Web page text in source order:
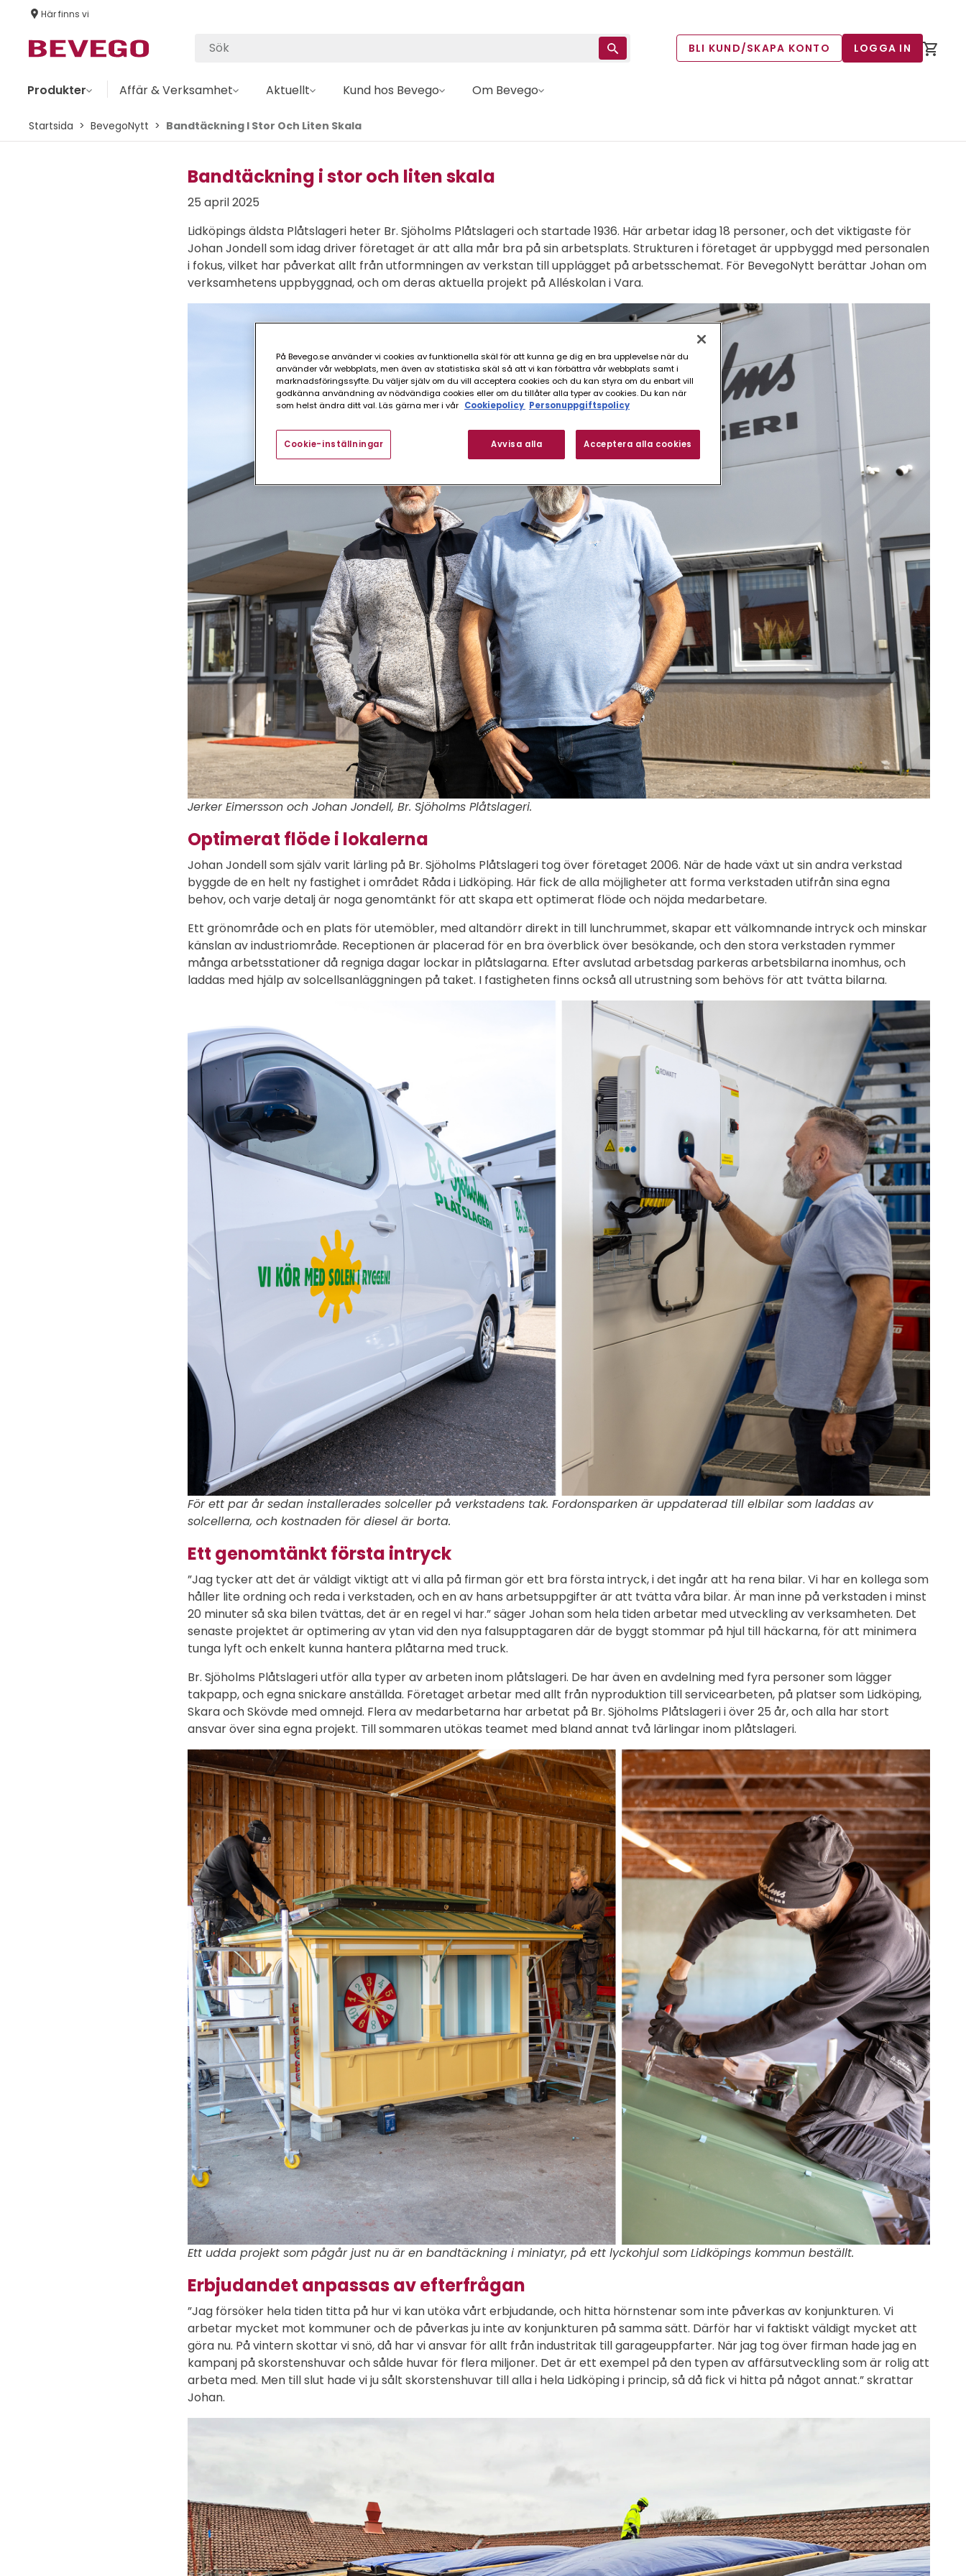
Här finns vi
BLI KUND/SKAPA KONTO LOGGA IN
Produkter Affär & Verksamhet Aktuellt Kund hos Bevego Om Bevego
Startsida BevegoNytt Bandtäckning I Stor Och Liten Skala
Bandtäckning i stor och liten skala
25 april 2025
Lidköpings äldsta Plåtslageri heter Br. Sjöholms Plåtslageri och startade 1936. Här arbetar idag 18 personer, och det viktigaste för
Johan Jondell som idag driver företaget är att alla mår bra på sin arbetsplats. Strukturen i företaget är uppbyggd med personalen
i fokus, vilket har påverkat allt från utformningen av verkstan till upplägget på arbetsschemat. För BevegoNytt berättar Johan om
verksamhetens uppbyggnad, och om deras aktuella projekt på Alléskolan i Vara.
Jerker Eimersson och Johan Jondell, Br. Sjöholms Plåtslageri.
Optimerat flöde i lokalerna
Johan Jondell som själv varit lärling på Br. Sjöholms Plåtslageri tog över företaget 2006. När de hade växt ut sin andra verkstad
byggde de en helt ny fastighet i området Råda i Lidköping. Här fick de alla möjligheter att forma verkstaden utifrån sina egna
behov, och varje detalj är noga genomtänkt för att skapa ett optimerat flöde och nöjda medarbetare.
Ett grönområde och en plats för utemöbler, med altandörr direkt in till lunchrummet, skapar ett välkomnande intryck och minskar
känslan av industriområde. Receptionen är placerad för en bra överblick över besökande, och den stora verkstaden rymmer
många arbetsstationer då regniga dagar lockar in plåtslagarna. Efter avslutad arbetsdag parkeras arbetsbilarna inomhus, och
laddas med hjälp av solcellsanläggningen på taket. I fastigheten finns också all utrustning som behövs för att tvätta bilarna.
För ett par år sedan installerades solceller på verkstadens tak. Fordonsparken är uppdaterad till elbilar som laddas av
solcellerna, och kostnaden för diesel är borta.
Ett genomtänkt första intryck
”Jag tycker att det är väldigt viktigt att vi alla på firman gör ett bra första intryck, i det ingår att ha rena bilar. Vi har en kollega som
håller lite ordning och reda i verkstaden, och en av hans arbetsuppgifter är att tvätta våra bilar. Är man inne på verkstaden i minst
20 minuter så ska bilen tvättas, det är en regel vi har.” säger Johan som hela tiden arbetar med utveckling av verksamheten. Det
senaste projektet är optimering av ytan vid den nya falsupptagaren där de byggt stommar på hjul till häckarna, för att minimera
tunga lyft och enkelt kunna hantera plåtarna med truck.
Br. Sjöholms Plåtslageri utför alla typer av arbeten inom plåtslageri. De har även en avdelning med fyra personer som lägger
takpapp, och egna snickare anställda. Företaget arbetar med allt från nyproduktion till servicearbeten, på platser som Lidköping,
Skara och Skövde med omnejd. Flera av medarbetarna har arbetat på Br. Sjöholms Plåtslageri i över 25 år, och alla har stort
ansvar över sina egna projekt. Till sommaren utökas teamet med bland annat två lärlingar inom plåtslageri.
Ett udda projekt som pågår just nu är en bandtäckning i miniatyr, på ett lyckohjul som Lidköpings kommun beställt.
Erbjudandet anpassas av efterfrågan
”Jag försöker hela tiden titta på hur vi kan utöka vårt erbjudande, och hitta hörnstenar som inte påverkas av konjunkturen. Vi
arbetar mycket mot kommuner och de påverkas ju inte av konjunkturen på samma sätt. Därför har vi faktiskt väldigt mycket att
göra nu. På vintern skottar vi snö, då har vi ansvar för allt från industritak till garageuppfarter. När jag tog över firman hade jag en
kampanj på skorstenshuvar och sålde huvar för flera miljoner. Det är ett exempel på den typen av affärsutveckling som är rolig att
arbeta med. Men till slut hade vi ju sålt skorstenshuvar till alla i hela Lidköping i princip, så då fick vi hitta på något annat.” skrattar
Johan.
På Bevego.se använder vi cookies av funktionella skäl för att kunna ge dig en bra upplevelse när du
använder vår webbplats, men även av statistiska skäl så att vi kan förbättra vår webbplats samt i
marknadsföringssyfte. Du väljer själv om du vill acceptera cookies och du kan styra om du enbart vill
godkänna användning av nödvändiga cookies eller om du tillåter alla typer av cookies. Du kan när
som helst ändra ditt val. Läs gärna mer i vår Cookiepolicy Personuppgiftspolicy
Avvisa alla Acceptera alla cookies
Cookie-inställningar